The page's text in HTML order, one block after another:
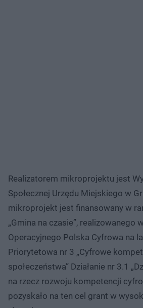
Realizatorem mikroprojektu jest
Społecznej Urzędu Miejskiego w
mikroprojekt jest finansowany w
„Gmina na czasie”, realizowanego
Operacyjnego Polska Cyfrowa na
Priorytetowa nr 3 „Cyfrowe
społeczeństwa” Działanie nr 3.1
na rzecz rozwoju kompetencji
pozyskało na ten cel grant w